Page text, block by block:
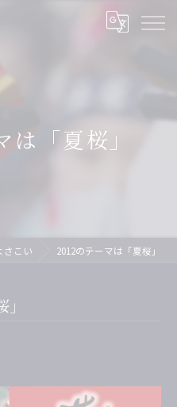
「夏桜」
さこい 2012のテーマは「夏桜」